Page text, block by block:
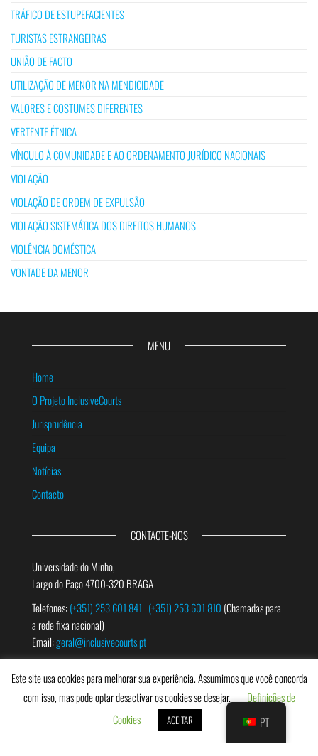
TRÁFICO DE ESTUPEFACIENTES
TURISTAS ESTRANGEIRAS
UNIÃO DE FACTO
UTILIZAÇÃO DE MENOR NA MENDICIDADE
VALORES E COSTUMES DIFERENTES
VERTENTE ÉTNICA
VÍNCULO À COMUNIDADE E AO ORDENAMENTO JURÍDICO NACIONAIS
VIOLAÇÃO
VIOLAÇÃO DE ORDEM DE EXPULSÃO
VIOLAÇÃO SISTEMÁTICA DOS DIREITOS HUMANOS
VIOLÊNCIA DOMÉSTICA
VONTADE DA MENOR
MENU
Home
O Projeto InclusiveCourts
Jurisprudência
Equipa
Notícias
Contacto
CONTACTE-NOS
Universidade do Minho,
Largo do Paço 4700-320 BRAGA
Telefones:(+351) 253 601 841 (+351) 253 601 810 (Chamadas para
a rede fixa nacional)
Email:geral@inclusivecourts.pt
PESQUISAR
Este site usa cookies para melhorar sua experiência. Assumimos que você concorda
com isso, mas pode optar desactivar os cookies se desejar.
Definições de
Cookies
ACEITAR PT